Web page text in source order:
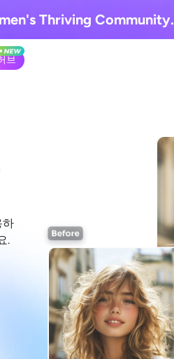
Thriving Community.
브
하
.